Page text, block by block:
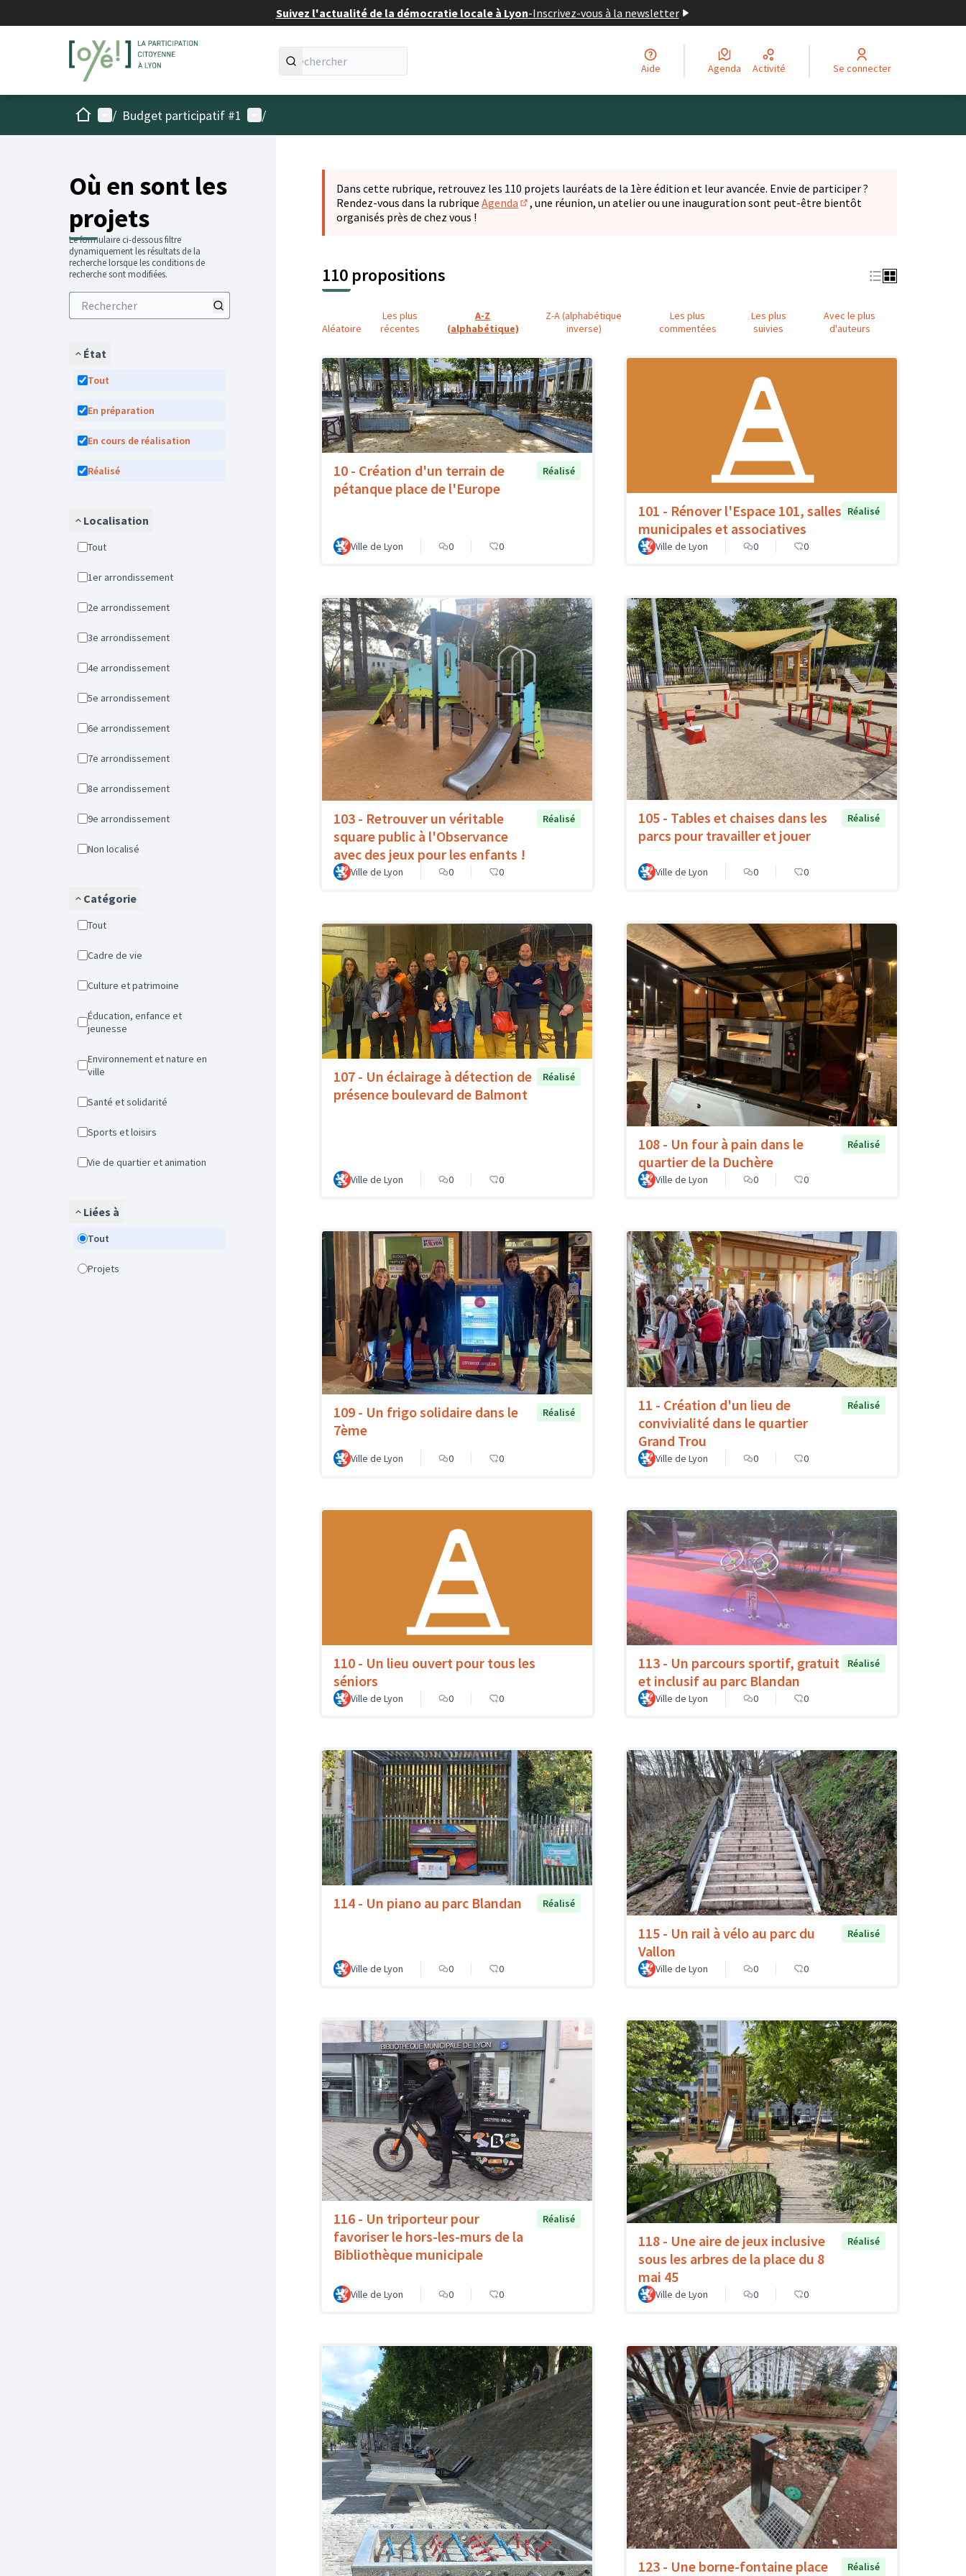
Suivez l'actualité de la démocratie locale à Lyon-Inscrivez-vous à la newsletter
Aide Agenda Activité Se connecter
AccueilMenu principal
/ Budget participatif #1 Menu utilisateur
/
Où en sont les
projets
Le formulaire ci-dessous filtre
dynamiquement les résultats de la
recherche lorsque les conditions de
recherche sont modifiées.
État
Tout
En préparation
En cours de réalisation
Réalisé
Localisation
Tout
1er arrondissement
2e arrondissement
3e arrondissement
4e arrondissement
5e arrondissement
6e arrondissement
7e arrondissement
8e arrondissement
9e arrondissement
Non localisé
Catégorie
Tout
Cadre de vie
Culture et patrimoine
Éducation, enfance et
jeunesse
Environnement et nature en
ville
Santé et solidarité
Sports et loisirs
Vie de quartier et animation
Liées à
Tout
Projets
Dans cette rubrique, retrouvez les 110 projets lauréats de la 1ère édition et leur avancée. Envie de participer ?
Rendez-vous dans la rubrique Agenda
(S'ouvre dans un nouvel onglet)
, une réunion, un atelier ou une inauguration sont peut-être bientôt
organisés près de chez vous !
110 propositions
Aléatoire
Les plus
récentes
A-Z
(alphabétique)
Z-A (alphabétique
inverse)
Les plus
commentées
Les plus
suivies
Avec le plus
d'auteurs
10 - Création d'un terrain de
pétanque place de l'Europe
Réalisé
Ville de Lyon 0 0
101 - Rénover l'Espace 101, salles
municipales et associatives
Réalisé
Ville de Lyon 0 0
103 - Retrouver un véritable
square public à l'Observance
avec des jeux pour les enfants !
Réalisé
Ville de Lyon 0 0
105 - Tables et chaises dans les
parcs pour travailler et jouer
Réalisé
Ville de Lyon 0 0
107 - Un éclairage à détection de
présence boulevard de Balmont
Réalisé
Ville de Lyon 0 0
108 - Un four à pain dans le
quartier de la Duchère
Réalisé
Ville de Lyon 0 0
109 - Un frigo solidaire dans le
7ème
Réalisé
Ville de Lyon 0 0
11 - Création d'un lieu de
convivialité dans le quartier
Grand Trou
Réalisé
Ville de Lyon 0 0
110 - Un lieu ouvert pour tous les
séniors
Ville de Lyon 0 0
113 - Un parcours sportif, gratuit
et inclusif au parc Blandan
Réalisé
Ville de Lyon 0 0
114 - Un piano au parc Blandan Réalisé
Ville de Lyon 0 0
115 - Un rail à vélo au parc du
Vallon
Réalisé
Ville de Lyon 0 0
116 - Un triporteur pour
favoriser le hors-les-murs de la
Bibliothèque municipale
Réalisé
Ville de Lyon 0 0
118 - Une aire de jeux inclusive
sous les arbres de la place du 8
mai 45
Réalisé
Ville de Lyon 0 0
123 - Une borne-fontaine place
Réalisé